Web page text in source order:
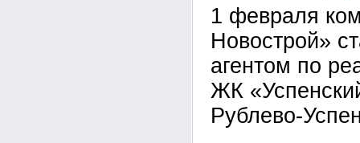
1 февраля
Новострой»
агентом по
ЖК
Рублево-